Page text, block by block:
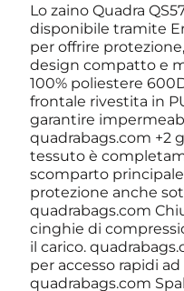
Lo zaino Quadra
disponibile tramite
per offrire
design compatto e
100% poliestere
frontale rivestita in
garantire
quadrabags.com +2
tessuto è
scomparto
protezione anche
quadrabags.com
cinghie di
il carico.
per accesso rapidi
quadrabags.com